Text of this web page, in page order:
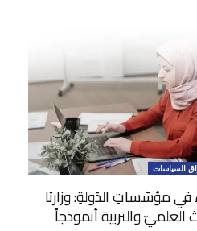
السياسات
في مؤسّساتِ الدَولةِ: وزارتا
العلميّ والتربية أنموذجاً